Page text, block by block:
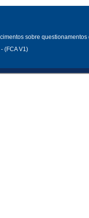
sobre questionamentos
(FCA V1)